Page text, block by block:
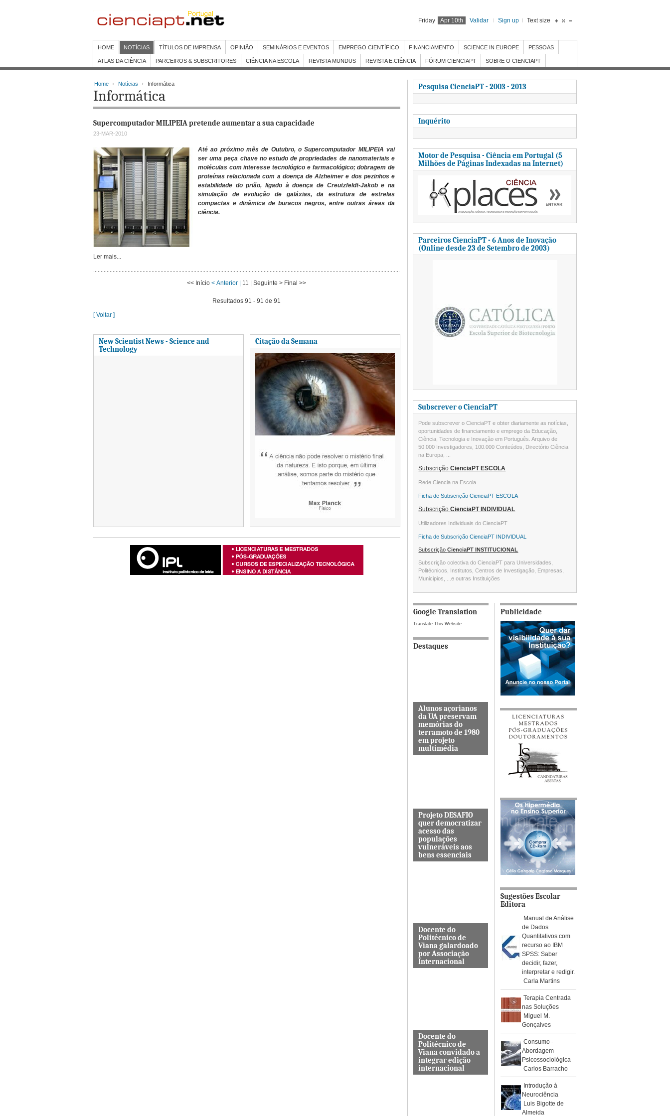
Friday Apr 10th Validar Sign up Text size
HOME NOTÍCIAS TÍTULOS DE IMPRENSA OPINIÃO SEMINÁRIOS E EVENTOS EMPREGO CIENTÍFICO FINANCIAMENTO SCIENCE IN EUROPE PESSOAS
ATLAS DA CIÊNCIA PARCEIROS & SUBSCRITORES CIÊNCIA NA ESCOLA REVISTA MUNDUS REVISTA E.CIÊNCIA FÓRUM CIENCIAPT SOBRE O CIENCIAPT
Home Notícias Informática
Informática
Supercomputador MILIPEIA pretende aumentar a sua capacidade
23-MAR-2010
Até ao próximo mês de Outubro, o Supercomputador MILIPEIA vai
ser uma peça chave no estudo de propriedades de nanomateriais e
moléculas com interesse tecnológico e farmacológico; dobragem de
proteínas relacionada com a doença de Alzheimer e dos pezinhos e
estabilidade do prião, ligado à doença de Creutzfeldt-Jakob e na
simulação de evolução de galáxias, da estrutura de estrelas
compactas e dinâmica de buracos negros, entre outras áreas da
ciência.
Ler mais...
<< Início < Anterior | 11 | Seguinte > Final >>
Resultados 91 - 91 de 91
[ Voltar ]
New Scientist News - Science and
Technology
Citação da Semana
Pesquisa CienciaPT - 2003 - 2013
Inquérito
Motor de Pesquisa - Ciência em Portugal (5
Milhões de Páginas Indexadas na Internet)
Parceiros CienciaPT - 6 Anos de Inovação
(Online desde 23 de Setembro de 2003)
Subscrever o CienciaPT
Pode subscrever o CienciaPT e obter diariamente as notícias,
oportunidades de financiamento e emprego da Educação,
Ciência, Tecnologia e Inovação em Português. Arquivo de
50.000 Investigadores, 100.000 Conteúdos, Directório Ciência
na Europa, ...
SubscriçãoCienciaPT ESCOLA
Rede Ciencia na Escola
Ficha de Subscrição CienciaPT ESCOLA
SubscriçãoCienciaPT INDIVIDUAL
Utilizadores Individuais do CienciaPT
Ficha de Subscrição CienciaPT INDIVIDUAL
SubscriçãoCienciaPT INSTITUCIONAL
Subscrição colectiva do CienciaPT para Universidades,
Politécnicos, Institutos, Centros de Investigação, Empresas,
Municipios, ...e outras Instituições
Google Translation
Translate This Website
Destaques
Alunos açorianos
da UA preservam
memórias do
terramoto de 1980
em projeto
multimédia
Projeto DESAFIO
quer democratizar
acesso das
populações
vulneráveis aos
bens essenciais
Docente do
Politécnico de
Viana galardoado
por Associação
Internacional
Docente do
Politécnico de
Viana convidado a
integrar edição
internacional
Publicidade
Sugestões Escolar
Editora
Manual de Análise
de Dados
Quantitativos com
recurso ao IBM
SPSS: Saber
decidir, fazer,
interpretar e redigir.
Carla Martins
Terapia Centrada
nas Soluções
Miguel M.
Gonçalves
Consumo -
Abordagem
Psicossociológica
Carlos Barracho
Introdução à
Neurociência
Luis Bigotte de
Almeida